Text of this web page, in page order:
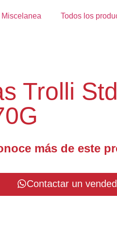
Miscelanea Todos los
Trolli
más de este
Contactar un